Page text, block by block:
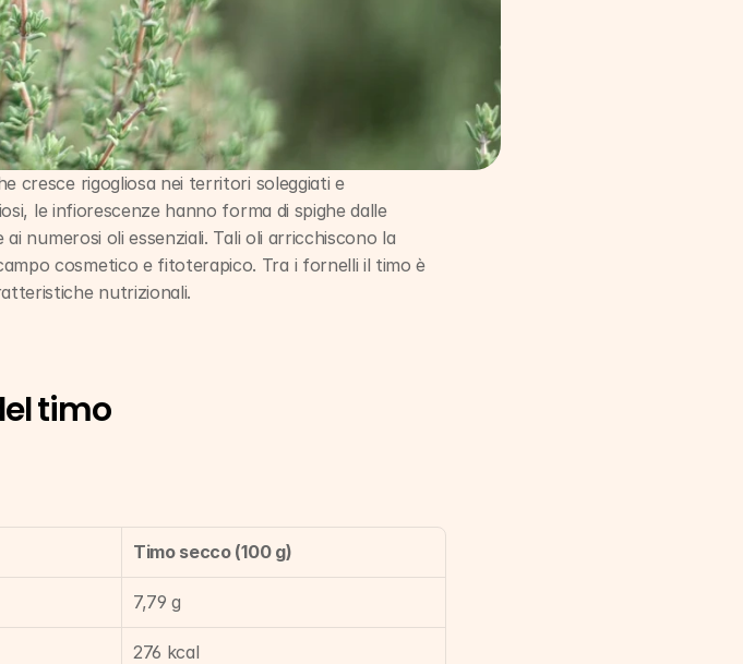
cresce rigogliosa nei territori soleggiati e
le infiorescenze hanno forma di spighe dalle
numerosi oli essenziali. Tali oli arricchiscono la
cosmetico e fitoterapico. Tra i fornelli il timo è
nutrizionali.
timo
Timo secco (100 g)
7,79 g
276 kcal